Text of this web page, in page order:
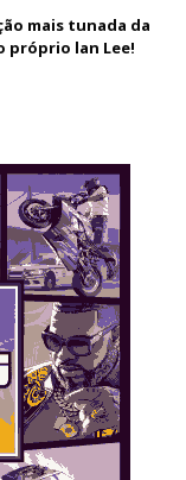
mais tunada da
próprio lan Lee!